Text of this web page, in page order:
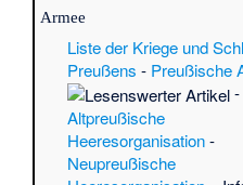
Armee
Liste der Kriege und
Preußens - Preußische
-
Altpreußische
Heeresorganisation-
Neupreußische